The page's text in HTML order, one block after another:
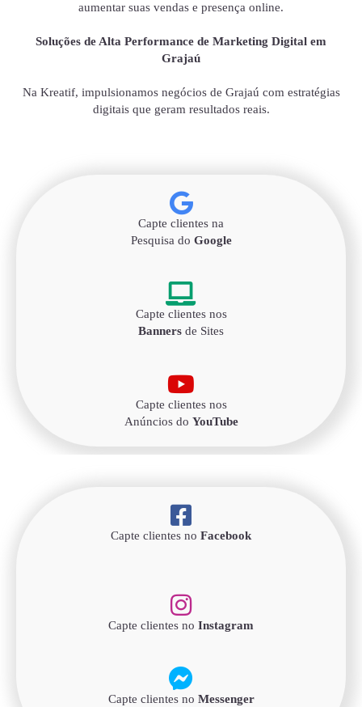
aumentar suas vendas e presença online.
Soluções de Alta Performance de Marketing Digital em
Grajaú
Na Kreatif, impulsionamos negócios de Grajaú com estratégias
digitais que geram resultados reais.
Capte clientes na
Pesquisa do Google
Capte clientes nos
Banners de Sites
Capte clientes nos
Anúncios do YouTube
Capte clientes no Facebook
Capte clientes no Instagram
Capte clientes no Messenger